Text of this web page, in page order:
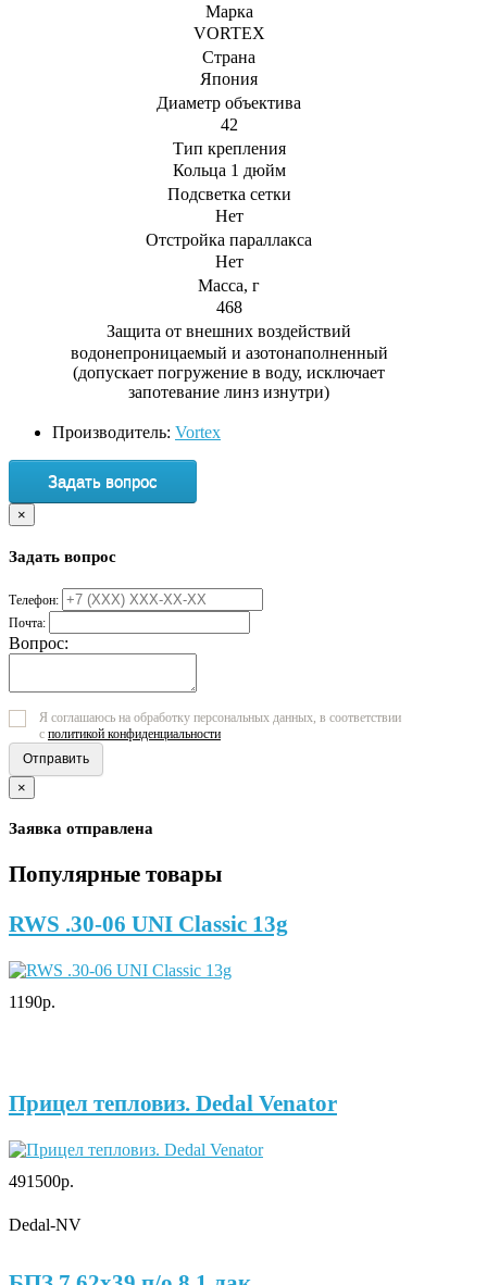
Марка
VORTEX
Страна
Япония
Диаметр объектива
42
Тип крепления
Кольца 1 дюйм
Подсветка сетки
Нет
Отстройка параллакса
Нет
Масса, г
468
Защита от внешних воздействий
водонепроницаемый и азотонаполненный
(допускает погружение в воду, исключает
запотевание линз изнутри)
Производитель: Vortex
Задать вопрос
×
Задать вопрос
Телефон:
Почта:
Вопрос:
Я соглашаюсь на обработку персональных данных, в соответствии
с политикой конфиденциальности
Отправить
×
Заявка отправлена
Популярные товары
RWS .30-06 UNI Classic 13g
1190р.
Прицел тепловиз. Dedal Venator
491500р.
Dedal-NV